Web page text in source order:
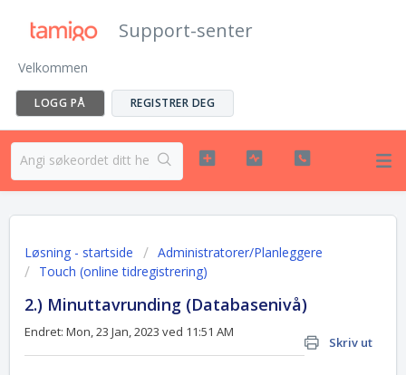
Support-senter
Velkommen
LOGG PÅ REGISTRER DEG
Løsning - startside
Administratorer/Planleggere
Touch (online tidregistrering)
2.) Minuttavrunding (Databasenivå)
Skriv ut
Endret: Mon, 23 Jan, 2023 ved 11:51 AM